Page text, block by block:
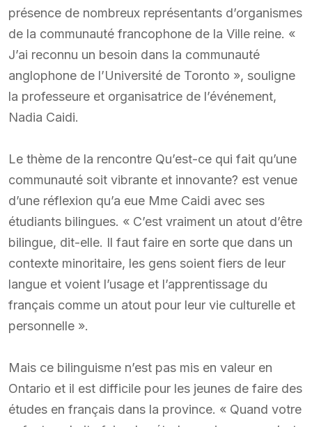
présence de nombreux représentants d’organismes
de la communauté francophone de la Ville reine. «
J’ai reconnu un besoin dans la communauté
anglophone de l’Université de Toronto », souligne
la professeure et organisatrice de l’événement,
Nadia Caidi.
Le thème de la rencontre Qu’est-ce qui fait qu’une
communauté soit vibrante et innovante? est venue
d’une réflexion qu’a eue Mme Caidi avec ses
étudiants bilingues. « C’est vraiment un atout d’être
bilingue, dit-elle. Il faut faire en sorte que dans un
contexte minoritaire, les gens soient fiers de leur
langue et voient l’usage et l’apprentissage du
français comme un atout pour leur vie culturelle et
personnelle ».
Mais ce bilinguisme n’est pas mis en valeur en
Ontario et il est difficile pour les jeunes de faire des
études en français dans la province. « Quand votre